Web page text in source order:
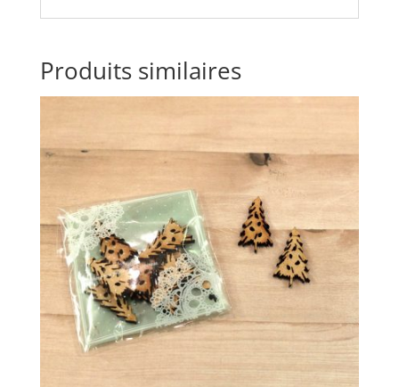
Produits similaires